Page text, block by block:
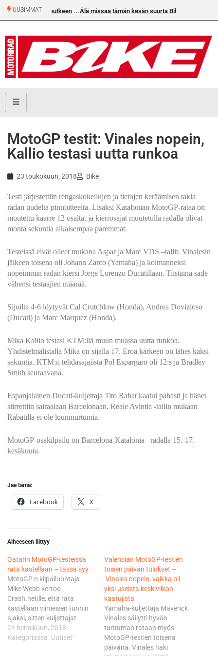
UUSIMMAT
voittoputkeen
Älä missaa tämän kesän suurta Bike-
MotoGP testit: Vinales nopein,
Kallio testasi uutta runkoa
23 toukokuun, 2018 Bike
Testi järjestettiin rengaskokeilujen ja tietojen keräämisen takia
radan uudelta pinnoitteelta. Lisäksi Katalonian MotoGP-rataa on
muutettu kaarre 12 osalta, ja kierrosajat muutetulla radalla olivat
monta sekuntia aikaisempaa paremmat.
Testeissä eivät olleet mukana Aspar ja Marc VDS –tallit. Vinalesin
jälkeen toisena oli Johann Zarco (Yamaha) ja kolmanneksi
nopeimmin radan kiersi Jorge Lorenzo Ducatillaan. Tiistaina sade
vähensi testaajien määrää.
Sijoilta 4-6 löytyvät Cal Crutchlow (Honda), Andrea Dovizioso
(Ducati) ja Marc Marquez (Honda).
Mika Kallio testasi KTM:llä muun muassa uutta runkoa.
Yhdistelmälistalla Mika on sijalla 17. Eroa kärkeen on lähes kaksi
sekuntia. KTM:n tehdasajajista Pol Espargaro oli 12:s ja Bradley
Smith seuraavana.
Espanjalainen Ducati-kuljettaja Tito Rabat kaatui pahasti ja hänet
siirrettiin sairaalaan Barcelonaan. Reale Avintia -tallin mukaan
Rabatilla ei ole luunmurtumia.
MotoGP-osakilpailu on Barcelona-Katalonia –radalla 15.-17.
kesäkuuta.
Jaa tämä:
Facebook X
Aiheeseen liittyy
Qatarin MotoGP-testeissä
rata kastellaan – tässä syy
MotoGP:n kilpailuohtaja
Mike Webb kertoo
Crash.netille, että rata
kastellaan viimeisen tunnin
ajaksi, sitten kuljettajat
laitetaan yhtäaikaa radalle,
että pystyttäisiin
24 helmikuun, 2018
Kategoriassa "Uutiset"
Valencian MotoGP-testien
toisen päivän tulokset –
Vinales nopein, vaikka oli
yksi useista keskiviikon
kaatujista
Yamaha-kuljettaja Maverick
Vinales säilytti hyvän
tuntuman rataan myös
MotoGP-testien toisena
päivänä. Vinales haki